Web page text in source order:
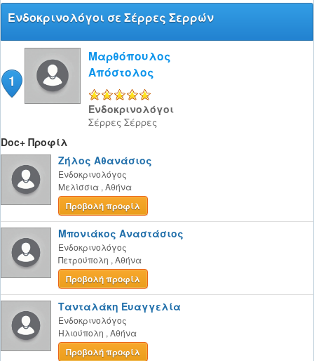
Ενδοκρινολόγοι σε Σέρρες Σερρών
1
Μαρθόπουλος
Απόστολος
Ενδοκρινολόγοι
Σέρρες Σέρρες
Doc+ Προφίλ
Ζήλος Αθανάσιος
Ενδοκρινολόγος
Μελίσσια , Αθήνα
Προβολή προφίλ
Μπονιάκος Αναστάσιος
Ενδοκρινολόγος
Πετρούπολη , Αθήνα
Προβολή προφίλ
Τανταλάκη Ευαγγελία
Ενδοκρινολόγος
Ηλιούπολη , Αθήνα
Προβολή προφίλ